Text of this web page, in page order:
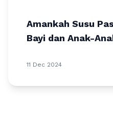
Amankah Susu
Bayi dan Anak-
11 Dec 2024